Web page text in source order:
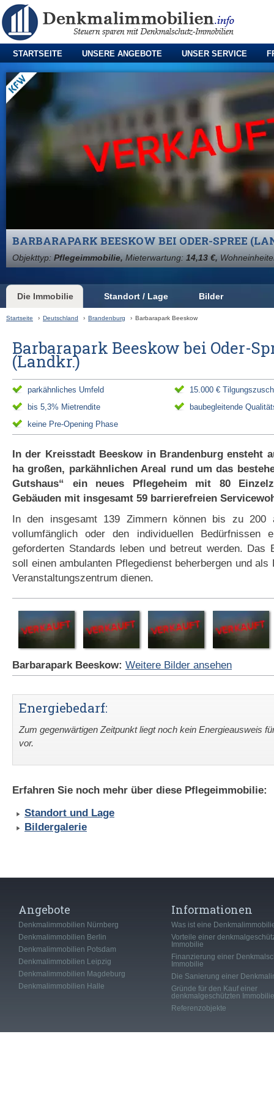
STARTSEITE UNSERE ANGEBOTE UNSER SERVICE
BARBARAPARK BEESKOW BEI ODER-SPREE
Objekttyp: Pflegeimmobilie, Mieterwartung: 14,13 €,
Die Immobilie Standort / Lage Bilder
Startseite › Deutschland › Brandenburg › Barbarapark Beeskow
Barbarapark Beeskow bei Oder-
(Landkr.)
parkähnliches Umfeld
15.000 €
bis 5,3% Mietrendite
baubegleitende
keine Pre-Opening Phase
In der Kreisstadt Beeskow in Brandenburg ensteht
ha großen, parkähnlichen Areal rund um das
Gutshaus“ ein neues Pflegeheim mit 80
Gebäuden mit insgesamt 59 barrierefreien
In den insgesamt 139 Zimmern können bis zu 200
vollumfänglich oder den individuellen Bedürfnissen
geforderten Standards leben und betreut werden. Das
soll einen ambulanten Pflegedienst beherbergen und als
Veranstaltungszentrum dienen.
Barbarapark Beeskow: Weitere Bilder ansehen
Energiebedarf:
Zum gegenwärtigen Zeitpunkt liegt noch kein Energieausweis
vor.
Erfahren Sie noch mehr über diese Pflegeimmobilie:
Standort und Lage
Bildergalerie
Angebote
Denkmalimmobilien Nürnberg
Denkmalimmobilien Berlin
Denkmalimmobilien Potsdam
Denkmalimmobilien Leipzig
Denkmalimmobilien Magdeburg
Denkmalimmobilien Halle
Informationen
Was ist eine
Vorteile einer
Immobilie
Finanzierung einer
Immobilie
Die Sanierung einer
Gründe für den Kauf einer
denkmalgeschützten Immobilie
Referenzobjekte